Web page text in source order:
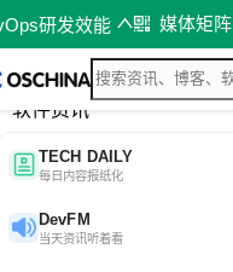
研发效能 媒体矩阵
综合
开源资讯
软件资讯
TECH DAILY
每日内容报纸化
DevFM
当天资讯听着看